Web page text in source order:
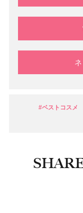
#ベストコスメ